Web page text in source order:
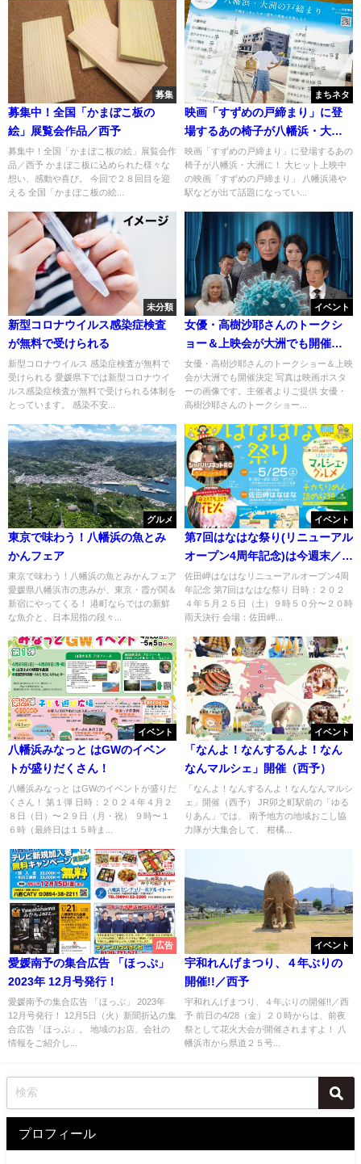
募集
募集中！全国「かまぼこ板の
絵」展覧会作品／西予
募集中！全国「かまぼこ板の絵」展覧会作
品／西予 かまぼこ板に込められた様々な
想い、感動や喜び。 今回で２８回目を迎
える 全国「かまぼこ板の絵...
まちネタ
映画「すずめの戸締まり」に登
場するあの椅子が八幡浜・大洲
に！
映画「すずめの戸締まり」に登場するあの
椅子が八幡浜・大洲に！ 大ヒット上映中
の映画「すずめの戸締まり」 八幡浜港や
駅などが出て話題になってい...
未分類
新型コロナウイルス感染症検査
が無料で受けられる
新型コロナウイルス 感染症検査が無料で
受けられる 愛媛県下では新型コロナウイ
ルス感染症検査が無料で受けられる体制を
とっています。 感染不安...
イベント
女優・高樹沙耶さんのトークシ
ョー＆上映会が大洲でも開催決
定
女優・高樹沙耶さんのトークショー＆上映
会が大洲でも開催決定 写真は映画ポスタ
ーの画像です。主催者よりご提供 女優・
高樹沙耶さんのトークショー...
グルメ
東京で味わう！八幡浜の魚とみ
かんフェア
東京で味わう！八幡浜の魚とみかんフェア
愛媛県八幡浜市の恵みが、東京・霞が関＆
新宿にやってくる！ 港町ならではの新鮮
な魚介と、日本屈指の段々...
イベント
第7回はなはな祭り(リニューアル
オープン4周年記念)は今週末／伊
方
佐田岬はなはなリニューアルオープン4周
年記念 第7回はなはな祭り 日時：２０２
４年５月２５日（土）９時５０分〜２０時
雨天決行 会場：佐田岬...
イベント
八幡浜みなっと はGWのイベン
トが盛りだくさん！
八幡浜みなっと はGWのイベントが盛りだ
くさん！ 第１弾 日時：２０２４年４月２
８日（日）〜２９日（月・祝） ９時〜１
６時（最終日は１５時ま...
イベント
「なんよ！なんするんよ！なん
なんマルシェ」開催（西予）
「なんよ！なんするんよ！なんなんマルシ
ェ」開催（西予） JR卯之町駅前の「ゆる
りあん」では、 南予地方の地域おこし協
力隊が大集合して、 柑橘...
広告
愛媛南予の集合広告 「ほっぷ」
2023年 12月号発行！
愛媛南予の集合広告 「ほっぷ」 2023年
12月号発行！ 12月5日（火）新聞折込の集
合広告「ほっぷ」。 地域のお店、会社の
情報をご紹介し...
イベント
宇和れんげまつり、４年ぶりの
開催!!／西予
宇和れんげまつり、４年ぶりの開催!!／西
予 前日の4/28（金）２０時からは、前夜
祭として花火大会が開催されますよ！ 八
幡浜市から県道２５号...
プロフィール